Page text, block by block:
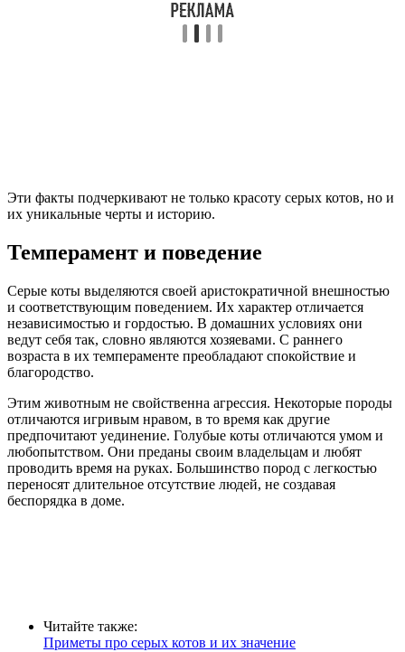
Эти факты подчеркивают не только красоту серых котов, но и
их уникальные черты и историю.
Темперамент и поведение
Серые коты выделяются своей аристократичной внешностью
и соответствующим поведением. Их характер отличается
независимостью и гордостью. В домашних условиях они
ведут себя так, словно являются хозяевами. С раннего
возраста в их темпераменте преобладают спокойствие и
благородство.
Этим животным не свойственна агрессия. Некоторые породы
отличаются игривым нравом, в то время как другие
предпочитают уединение. Голубые коты отличаются умом и
любопытством. Они преданы своим владельцам и любят
проводить время на руках. Большинство пород с легкостью
переносят длительное отсутствие людей, не создавая
беспорядка в доме.
Читайте также:
Приметы про серых котов и их значение